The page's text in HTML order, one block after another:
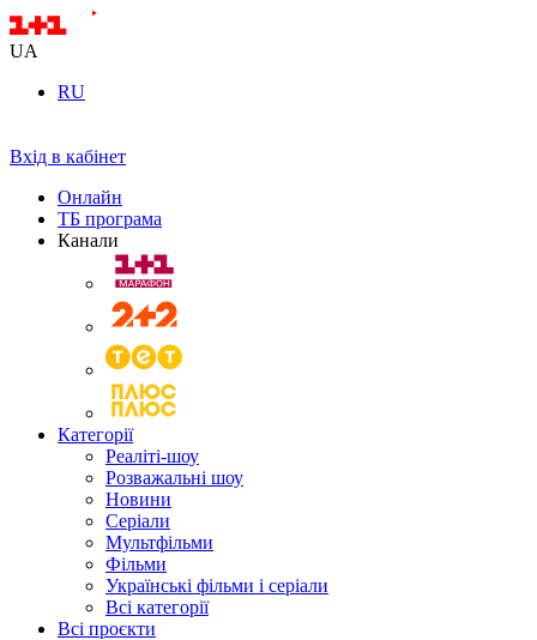
UA
RU
Вхід в кабінет
Онлайн
ТБ програма
Канали
Категорії
Реаліті-шоу
Розважальні шоу
Новини
Серіали
Мультфільми
Фільми
Українські фільми і серіали
Всі категорії
Всі проєкти